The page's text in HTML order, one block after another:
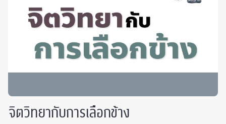
จิตวิทยากับการเลือกข้าง